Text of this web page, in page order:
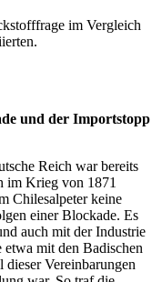
im Vergleich
und der Importstopp
Reich war bereits
im Krieg von 1871
Chilesalpeter keine
einer Blockade. Es
auch mit der Industrie
mit den Badischen
Vereinbarungen